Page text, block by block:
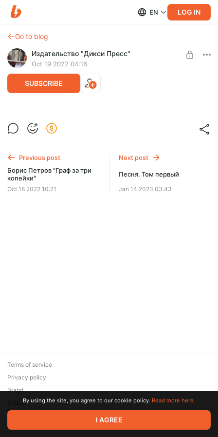
EN LOG IN
Go to blog
Издательство "Дикси Пресс"
Oct 19 2022 04:16
SUBSCRIBE
Сборник киносценариев "Продолжение
следует..."
серии "Прорыв" издательства "Дикси Пресс"
UNLOCK POST
Previous post
Борис Петров "Граф за три
копейки"
Oct 18 2022 10:21
Next post
Песня. Том первый
Jan 14 2023 03:43
© 2026 Zaya Solutions Limited. All rights reserved. All trademarks
are the property of their respective owners.
Terms of service
Privacy policy
Brand
SupportBy using the site, you agree to our cookie policy. Read more here.
I AGREE